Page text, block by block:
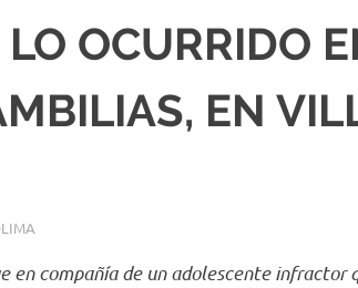
OCURRIDO
EN
compañía de un adolescente infractor